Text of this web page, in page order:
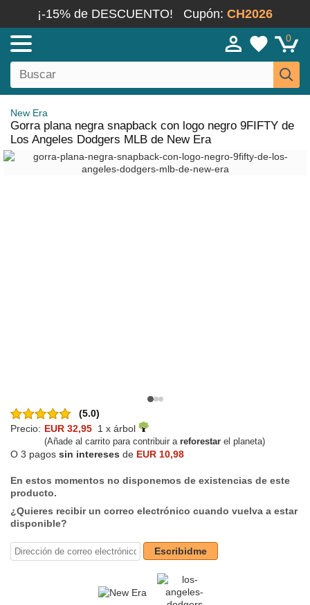
¡-15% de DESCUENTO! Cupón: CH2026
0
New Era
Gorra plana negra snapback con logo negro 9FIFTY de
Los Angeles Dodgers MLB de New Era
(5.0)
Precio: EUR 32,95 1 x árbol
(Añade al carrito para contribuir a reforestar el planeta)
O 3 pagos sin intereses de EUR 10,98
En estos momentos no disponemos de existencias de este
producto.
¿Quieres recibir un correo electrónico cuando vuelva a estar
disponible?
Escribidme